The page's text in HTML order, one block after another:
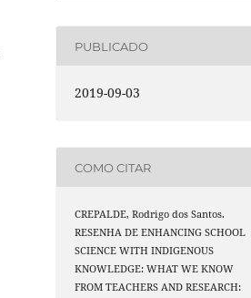
PUBLICADO
2019-09-03
COMO CITAR
CREPALDE, Rodrigo dos Santos.
RESENHA DE ENHANCING SCHOOL
SCIENCE WITH INDIGENOUS
KNOWLEDGE: WHAT WE KNOW
FROM TEACHERS AND RESEARCH: